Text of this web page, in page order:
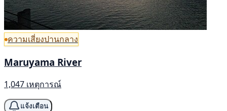
ความเสี่ยงปานกลาง
Maruyama River
1,047 เหตุการณ์
แจ้งเตือน